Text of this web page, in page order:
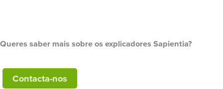
Queres saber mais sobre os explicadores Sapientia?
Contacta-nos